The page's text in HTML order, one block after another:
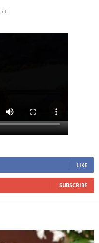
-
LIKE
SUBSCRIBE